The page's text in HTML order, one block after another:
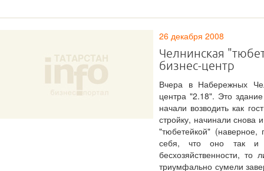
26 декабря 2008
Челнинская
бизнес-центр
Вчера в Набережных
центра "2.18". Это
начали возводить как
стройку, начинали снова
"тюбетейкой"
себя, что оно так и
бесхозяйственности,
триумфально сумели